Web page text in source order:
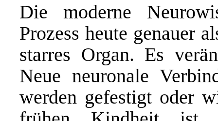
Die moderne
Prozess heute genauer
starres Organ. Es
Neue neuronale
werden gefestigt oder